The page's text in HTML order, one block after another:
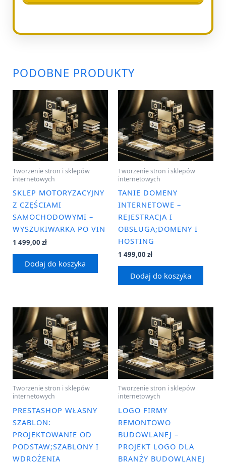
PODOBNE PRODUKTY
Tworzenie stron i sklepów
internetowych
SKLEP MOTORYZACYJNY
Z CZĘŚCIAMI
SAMOCHODOWYMI –
WYSZUKIWARKA PO VIN
1 499,00 zł
Dodaj do koszyka
Tworzenie stron i sklepów
internetowych
TANIE DOMENY
INTERNETOWE –
REJESTRACJA I
OBSŁUGA;DOMENY I
HOSTING
1 499,00 zł
Dodaj do koszyka
Tworzenie stron i sklepów
internetowych
PRESTASHOP WŁASNY
SZABLON:
PROJEKTOWANIE OD
PODSTAW;SZABLONY I
WDROŻENIA
Tworzenie stron i sklepów
internetowych
LOGO FIRMY
REMONTOWO
BUDOWLANEJ –
PROJEKT LOGO DLA
BRANŻY BUDOWLANEJ